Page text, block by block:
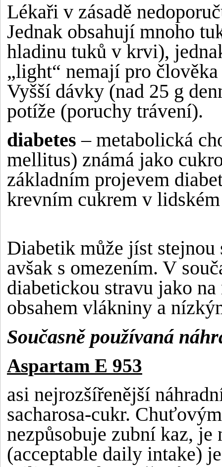
Lékaři v zásadě
Jednak obsahují mnoho
hladinu tuků v krvi),
„light“ nemají pro
Vyšší dávky (nad 25 g
potíže (poruchy trávení).
diabetes – metabolická
mellitus) známá jako
základním projevem
krevním cukrem v
Diabetik může jíst
avšak s omezením. V
diabetickou stravu jako
obsahem vlákniny a
Současně používaná
Aspartam E 953
asi nejrozšířenější
sacharosa-cukr.
nezpůsobuje zubní kaz,
(acceptable daily intake)